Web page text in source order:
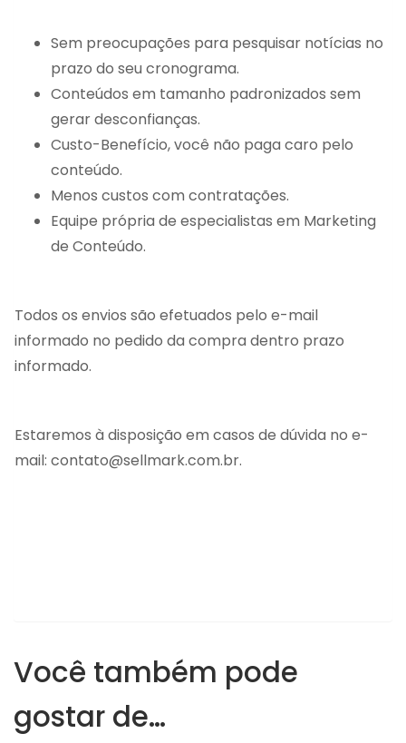
Sem preocupações para pesquisar notícias no
prazo do seu cronograma.
Conteúdos em tamanho padronizados sem
gerar desconfianças.
Custo-Benefício, você não paga caro pelo
conteúdo.
Menos custos com contratações.
Equipe própria de especialistas em Marketing
de Conteúdo.
Todos os envios são efetuados pelo e-mail
informado no pedido da compra dentro prazo
informado.
Estaremos à disposição em casos de dúvida no e-
mail: contato@sellmark.com.br.
Você também pode
gostar de…